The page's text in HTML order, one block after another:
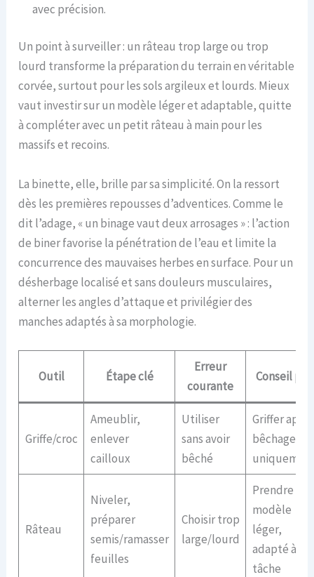
avec précision.
Un point à surveiller : un râteau trop large ou trop
lourd transforme la préparation du terrain en véritable
corvée, surtout pour les sols argileux et lourds. Mieux
vaut investir sur un modèle léger et adaptable, quitte
à compléter avec un petit râteau à main pour les
massifs et recoins.
La binette, elle, brille par sa simplicité. On la ressort
dès les premières repousses d’adventices. Comme le
dit l’adage, « un binage vaut deux arrosages » : l’action
de biner favorise la pénétration de l’eau et limite la
concurrence des mauvaises herbes en surface. Pour un
désherbage localisé et sans douleurs musculaires,
alterner les angles d’attaque et privilégier des
manches adaptés à sa morphologie.
Outil Étape clé
Erreur
courante
Conseil pro
Griffe/croc
Ameublir,
enlever
cailloux
Utiliser
sans avoir
bêché
Griffer après
bêchage
Râteau
Niveler,
préparer
semis/ramasser
feuilles
Choisir trop
large/lourd
Prendre
modèle
léger,
adapté à la
tâche